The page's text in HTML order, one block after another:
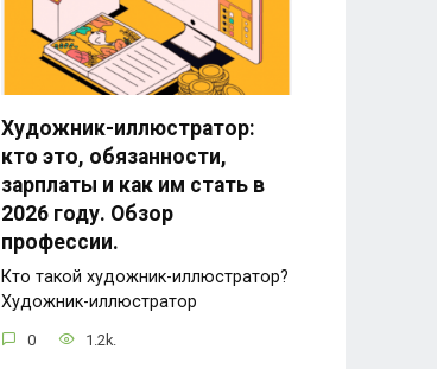
Художник-иллюстратор:
кто это, обязанности,
зарплаты и как им стать в
2026 году. Обзор
профессии.
Кто такой художник-иллюстратор?
Художник-иллюстратор
0 1.2k.